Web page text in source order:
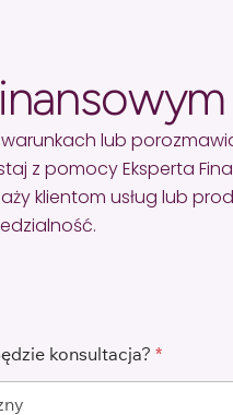
lub
z pomocy Eksperta
klientom usług lub
konsultacja? *